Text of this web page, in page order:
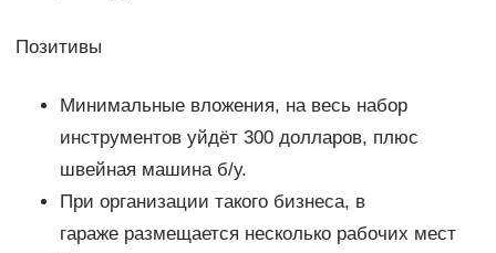
Позитивы
Минимальные вложения, на весь набор
инструментов уйдёт 300 долларов, плюс
швейная машина б/у.
При организации такого бизнеса, в
гараже размещается несколько рабочих мест